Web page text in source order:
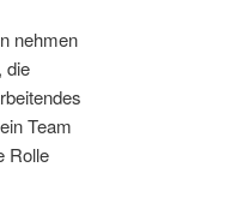
nehmen
die
Team
Rolle